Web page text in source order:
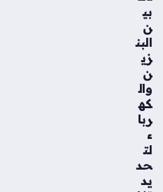
بي
ن
البن
زي
ن
وال
كه
ربا
ء
لت
حد
يد